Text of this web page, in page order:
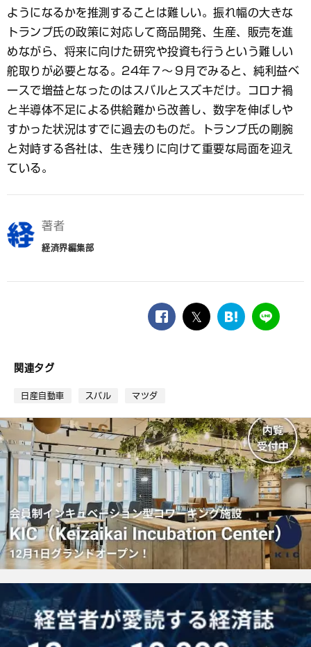
ようになるかを推測することは難しい。振れ幅の大きな
トランプ氏の政策に対応して商品開発、生産、販売を進
めながら、将来に向けた研究や投資も行うという難しい
舵取りが必要となる。24年７～９月でみると、純利益ベ
ースで増益となったのはスバルとスズキだけ。コロナ禍
と半導体不足による供給難から改善し、数字を伸ばしや
すかった状況はすでに過去のものだ。トランプ氏の剛腕
と対峙する各社は、生き残りに向けて重要な局面を迎え
ている。
著者
経済界編集部
facebook
twitter
は
ー
ク
LINE
関連タグ
日産自動車 スバル マツダ